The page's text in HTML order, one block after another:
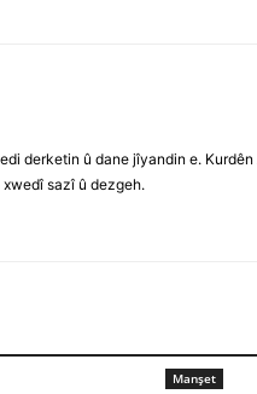
derketin û dane jîyandin e.
sazî û dezgeh.
Manşet